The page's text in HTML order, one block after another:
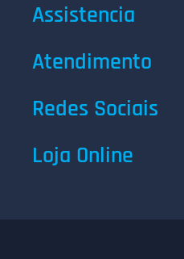
Assistencia
Atendimento
Redes Sociais
Loja Online